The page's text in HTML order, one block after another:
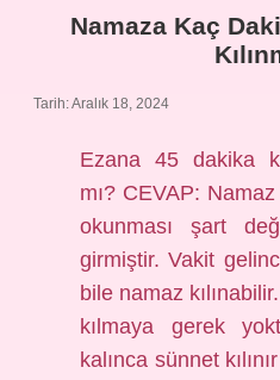
Namaza Kaç
Tarih: Aralık 18, 2024
Ezana 45 dakika
mı? CEVAP:
okunması şart
girmiştir. Vakit
bile namaz
kılmaya gerek
kalınca sünnet